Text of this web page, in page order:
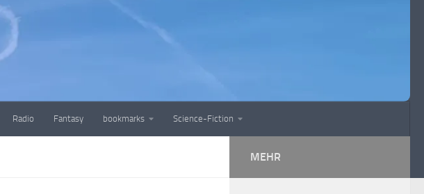
Radio Fantasy bookmarks Science-Fiction
MEHR